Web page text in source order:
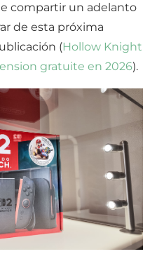
compartir un adelanto
de esta próxima
(Hollow Knight
gratuite en 2026).